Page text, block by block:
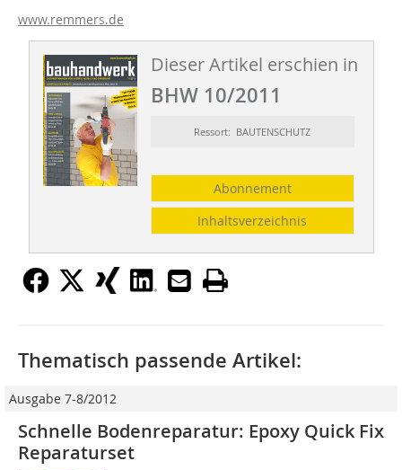
www.remmers.de
Dieser Artikel erschien in
BHW 10/2011
Ressort: BAUTENSCHUTZ
Abonnement
Inhaltsverzeichnis
Thematisch passende Artikel:
Ausgabe 7-8/2012
Schnelle Bodenreparatur: Epoxy Quick Fix
Reparaturset